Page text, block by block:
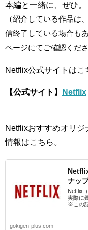
本編と一緒に、ぜひ。
（紹介している作品は
信終了している場合も
ページにてご確認くださ
Netflix公式サイトはこ
【公式サイト】 Netflix
Netflixおすすめオリ
情報はこちら。
ナッ
Netflix
実際に
※この
gokigen-plus.com